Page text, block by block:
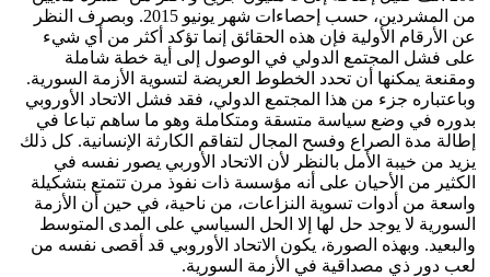
من المشردين، حسب إحصاءات شهر يونيو 2015. وبصرف النظر
عن الأرقام الأولية فإن هذه الحقائق إنما تؤكد أكثر من أي شيء
على فشل المجتمع الدولي في الوصول إلى أية خطة شاملة
ومقنعة يمكنها أن تحدد الخطوط العريضة لتسوية الأزمة السورية.
وباعتباره جزء من هذا المجتمع الدولي، فقد فشل الاتحاد الأوروبي
بدوره في وضع سياسة متسقة ومتكاملة وهو ما ساهم تباعا في
إطالة مدة الصراع وفسح المجال لتفاقم الكارثة الإنسانية. كل ذلك
يزيد من خيبة الأمل بالنظر لأن الاتحاد الأوربي يصور نفسه في
الكثير من الأحيان على أنه مؤسسة ذات نفوذ مرن تتمتع بتشكيلة
واسعة من أدوات تسوية النزاعات، من ناحية، في حين أن الأزمة
السورية لا يوجد حل لها إلا الحل السياسي على المدى المتوسط
والبعيد. وبهذه الصورة، يكون الاتحاد الأوروبي قد أقصى نفسه من
لعب دور ذي مصداقية في الأزمة السورية.